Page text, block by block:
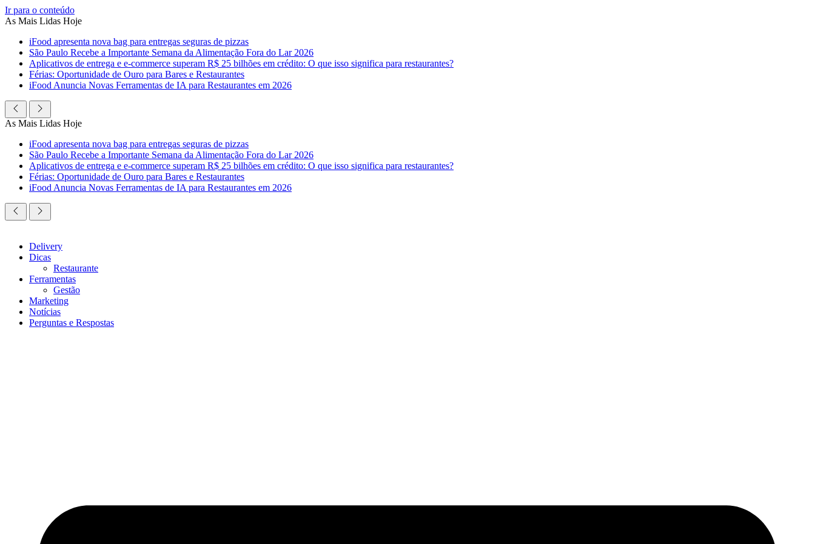
Ir para o conteúdo
As Mais Lidas Hoje
iFood apresenta nova bag para entregas seguras de pizzas
São Paulo Recebe a Importante Semana da Alimentação Fora do Lar 2026
Aplicativos de entrega e e-commerce superam R$ 25 bilhões em crédito: O que isso significa para restaurantes?
Férias: Oportunidade de Ouro para Bares e Restaurantes
iFood Anuncia Novas Ferramentas de IA para Restaurantes em 2026
As Mais Lidas Hoje
iFood apresenta nova bag para entregas seguras de pizzas
São Paulo Recebe a Importante Semana da Alimentação Fora do Lar 2026
Aplicativos de entrega e e-commerce superam R$ 25 bilhões em crédito: O que isso significa para restaurantes?
Férias: Oportunidade de Ouro para Bares e Restaurantes
iFood Anuncia Novas Ferramentas de IA para Restaurantes em 2026
Delivery
Dicas
Restaurante
Ferramentas
Gestão
Marketing
Notícias
Perguntas e Respostas